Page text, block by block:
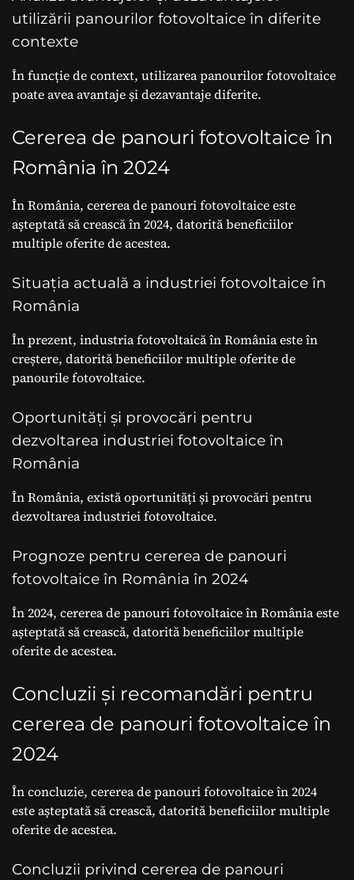
utilizării panourilor fotovoltaice în diferite
contexte
În funcție de context, utilizarea panourilor fotovoltaice
poate avea avantaje și dezavantaje diferite.
Cererea de panouri fotovoltaice în
România în 2024
În România, cererea de panouri fotovoltaice este
așteptată să crească în 2024, datorită beneficiilor
multiple oferite de acestea.
Situația actuală a industriei fotovoltaice în
România
În prezent, industria fotovoltaică în România este în
creștere, datorită beneficiilor multiple oferite de
panourile fotovoltaice.
Oportunități și provocări pentru
dezvoltarea industriei fotovoltaice în
România
În România, există oportunități și provocări pentru
dezvoltarea industriei fotovoltaice.
Prognoze pentru cererea de panouri
fotovoltaice în România în 2024
În 2024, cererea de panouri fotovoltaice în România este
așteptată să crească, datorită beneficiilor multiple
oferite de acestea.
Concluzii și recomandări pentru
cererea de panouri fotovoltaice în
2024
În concluzie, cererea de panouri fotovoltaice în 2024
este așteptată să crească, datorită beneficiilor multiple
oferite de acestea.
Concluzii privind cererea de panouri